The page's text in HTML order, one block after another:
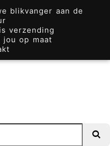
blikvanger aan de
verzending
jou op maat